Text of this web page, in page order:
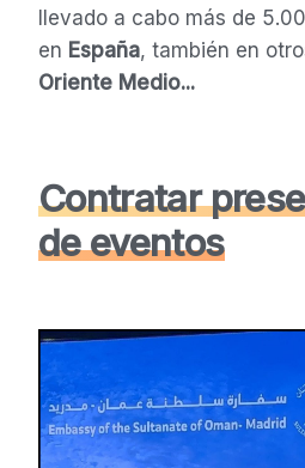
llevado a cabo más de
en España, también en
Oriente Medio...
Contratar
de eventos